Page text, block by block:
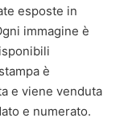
esposte in
immagine è
è
e viene venduta
e numerato.